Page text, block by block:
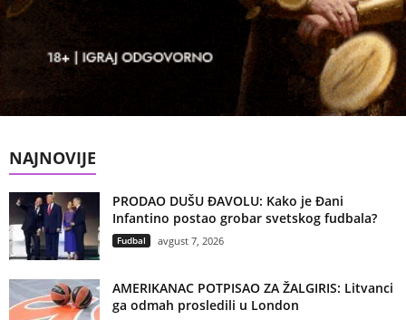
NAJNOVIJE
PRODAO DUŠU ĐAVOLU: Kako je Đani
Infantino postao grobar svetskog fudbala?
Fudbal avgust 7, 2026
AMERIKANAC POTPISAO ZA ŽALGIRIS: Litvanci
ga odmah prosledili u London